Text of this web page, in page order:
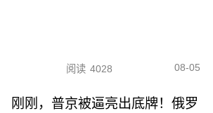
阅读 4028 08-05
刚刚，普京被逼亮出底牌！俄罗